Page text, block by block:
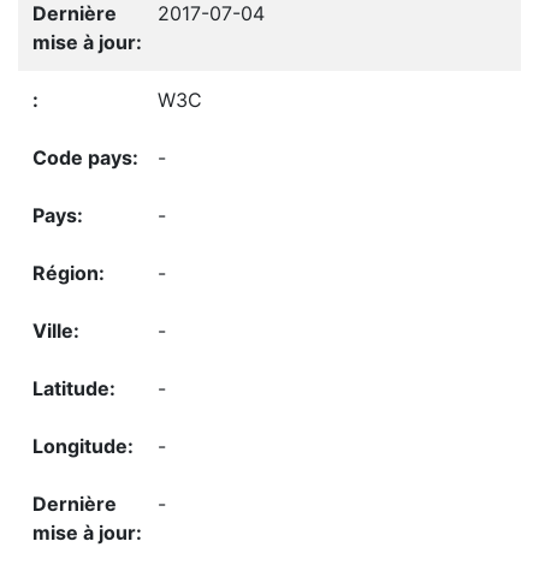
2017-07-04
W3C
-
-
-
-
-
-
-